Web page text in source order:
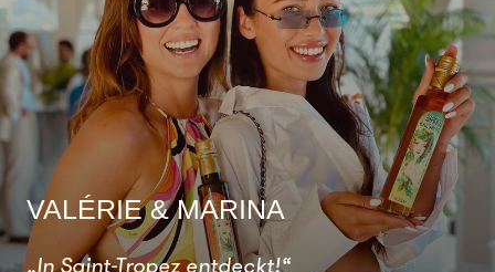
VALÉRIE & MARINA
„In Saint-Tropez entdeckt!“